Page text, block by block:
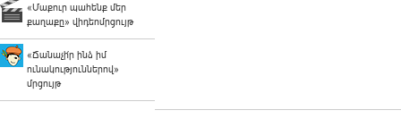
«Մաքուր պահենք մեր
քաղաքը» վիդեոմրցույթ
«Ճանաչի՛ր ինձ իմ
ունակություններով»
մրցույթ